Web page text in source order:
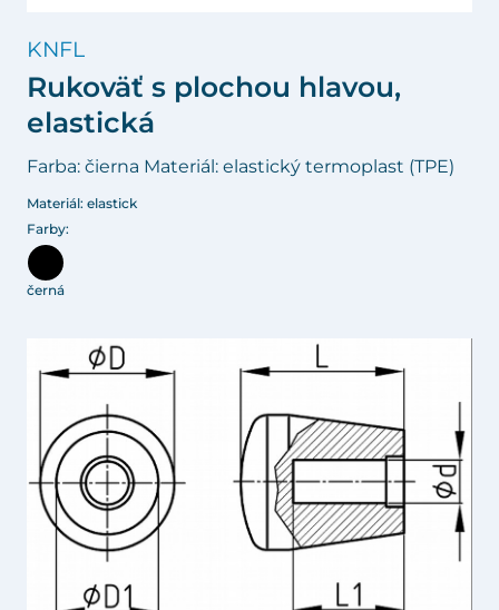
KNFL
Rukoväť s plochou hlavou,
elastická
Farba: čierna Materiál: elastický termoplast (TPE)
Materiál: elastick
Farby:
černá